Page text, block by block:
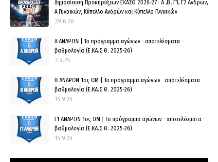
Δημοσίευση Προκηρύξεων ΕΚΑΣΘ 2026-27 : Α ,Β, Γ1, Γ2 Ανδρών,
Α Γυναικών, Κύπελλο Ανδρών και Κύπελλο Γυναικών
29.6.26
Α ΑΝΔΡΩΝ | Το πρόγραμμα αγώνων - αποτελέσματα -
βαθμολογία (Ε.ΚΑ.Σ.Θ. 2025-26)
2.9.25
Β ΑΝΔΡΩΝ 1ος ΟΜ | Το πρόγραμμα αγώνων - αποτελέσματα -
βαθμολογία (Ε.ΚΑ.Σ.Θ. 2025-26)
15.9.25
Γ1 ΑΝΔΡΩΝ 1ος ΟΜ | Το πρόγραμμα αγώνων - αποτελέσματα -
βαθμολογία (Ε.ΚΑ.Σ.Θ. 2025-26)
15.9.25